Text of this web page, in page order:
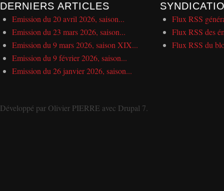
DERNIERS ARTICLES
Emission du 20 avril 2026, saison...
Emission du 23 mars 2026, saison...
Emission du 9 mars 2026, saison XIX...
Emission du 9 février 2026, saison...
Emission du 26 janvier 2026, saison...
Flux RSS
Flux RSS des
Flux RSS du
Développé par Olivier PIERRE avec Drupal 7